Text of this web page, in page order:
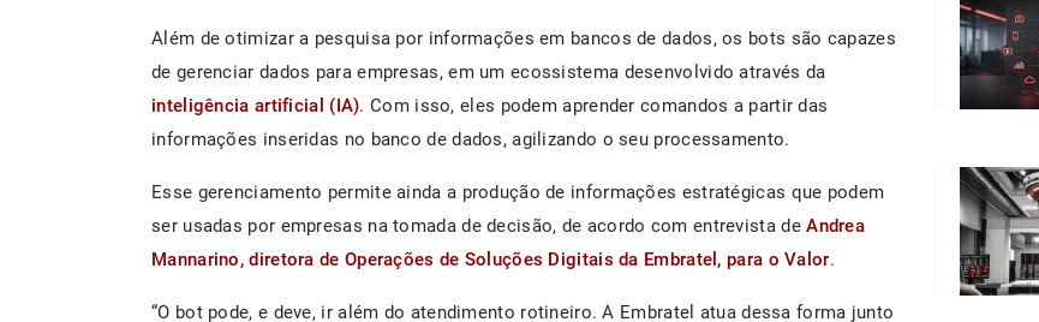
Além de otimizar a pesquisa por informações em bancos de dados, os bots são capazes
de gerenciar dados para empresas, em um ecossistema desenvolvido através da
inteligência artificial (IA). Com isso, eles podem aprender comandos a partir das
informações inseridas no banco de dados, agilizando o seu processamento.
Esse gerenciamento permite ainda a produção de informações estratégicas que podem
ser usadas por empresas na tomada de decisão, de acordo com entrevista deAndrea
Mannarino, diretora de Operações de Soluções Digitais da Embratel, para o Valor.
“O bot pode, e deve, ir além do atendimento rotineiro. A Embratel atua dessa forma junto